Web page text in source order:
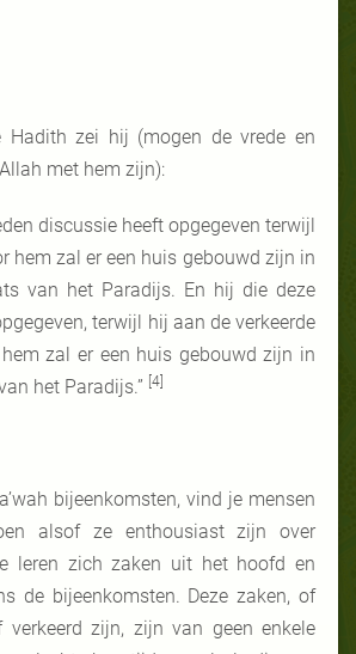
Hadith zei hij (mogen de vrede en
met hem zijn):
discussie heeft opgegeven terwijl
hem zal er een huis gebouwd zijn in
van het Paradijs. En hij die deze
terwijl hij aan de verkeerde
zal er een huis gebouwd zijn in
het Paradijs.” [4]
bijeenkomsten, vind je mensen
alsof ze enthousiast zijn over
leren zich zaken uit het hoofd en
de bijeenkomsten. Deze zaken, of
zijn, zijn van geen enkele